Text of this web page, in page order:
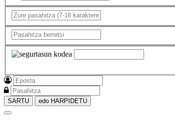
SARTU edo HARPIDETU